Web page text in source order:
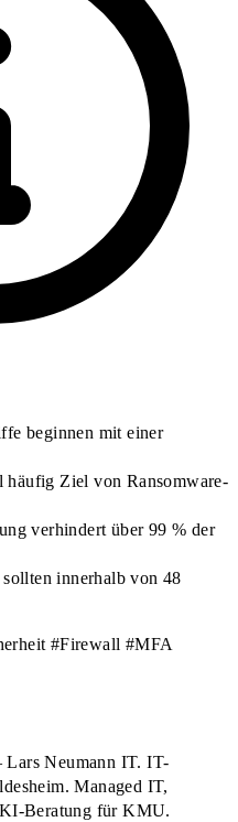
beginnen mit einer
Ziel von Ransomware-
verhindert über 99 % der
innerhalb von 48
#Firewall #MFA
Neumann IT. IT-
Managed IT,
Beratung für KMU.